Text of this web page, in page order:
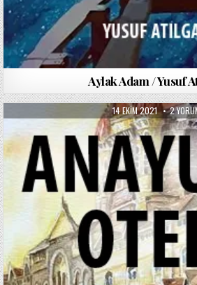
Aylak Adam / Yusuf
PUBLISHED
DATE:
14 EKIM 2021
OTELI
/
YUSUF
ATILGAN
IÇIN
2